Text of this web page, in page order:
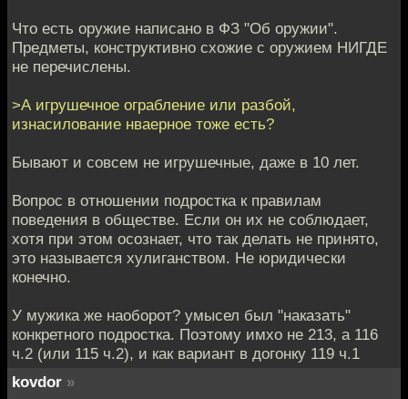
Что есть оружие написано в ФЗ "Об оружии".
Предметы, конструктивно схожие с оружием НИГДЕ
не перечислены.
>А игрушечное ограбление или разбой,
изнасилование нваерное тоже есть?
Бывают и совсем не игрушечные, даже в 10 лет.
Вопрос в отношении подростка к правилам
поведения в обществе. Если он их не соблюдает,
хотя при этом осознает, что так делать не принято,
это называется хулиганством. Не юридически
конечно.
У мужика же наоборот? умысел был "наказать"
конкретного подростка. Поэтому имхо не 213, а 116
ч.2 (или 115 ч.2), и как вариант в догонку 119 ч.1
kovdor »